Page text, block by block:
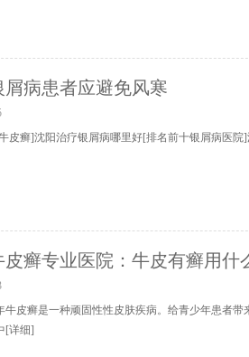
屑病患者应避免风寒
皮癣]沈阳治疗银屑病哪里好[排名前十银屑病医
皮癣专业医院：牛皮有癣用什
牛皮癣是一种顽固性性皮肤疾病。给青少年患者
[详细]